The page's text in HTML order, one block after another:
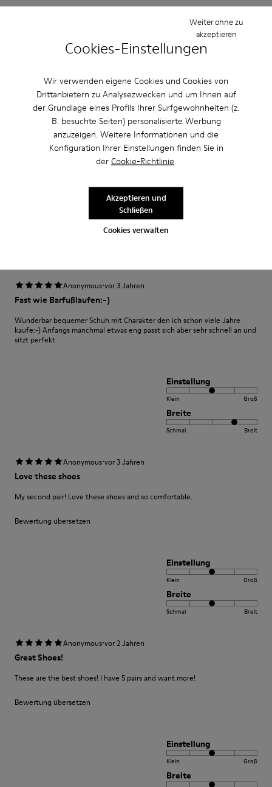
Cookies-Einstellungen
Wir verwenden eigene Cookies und Cookies von
Drittanbietern zu Analysezwecken und um Ihnen auf
der Grundlage eines Profils Ihrer Surfgewohnheiten (z.
B. besuchte Seiten) personalisierte Werbung
anzuzeigen. Weitere Informationen und die
Konfiguration Ihrer Einstellungen finden Sie in
der Cookie-Richtlinie.
Cookies verwalten
Weiter ohne zu
akzeptieren
Akzeptieren und
Schließen
Einstellung
Breite
Anonymous·vor 3 Jahren
Excelente
Muy comodo excelente compra me gusto
Klein
Breite
Anonymous·vor 3 Jahren
Fast wie Barfußlaufen:-)
Wunderbar bequemer Schuh mit Charakter den ich schon viele Jahre
kaufe:-) Anfangs manchmal etwas eng passt sich aber sehr schnell an und
sitzt perfekt.
Einstellung
Klein Groß
Breite
Schmal Breit
Anonymous·vor 3 Jahren
Love these shoes
My second pair! Love these shoes and so comfortable.
Bewertung übersetzen
Einstellung
Klein Groß
Breite
Schmal Breit
Anonymous·vor 2 Jahren
Great Shoes!
These are the best shoes! I have 5 pairs and want more!
Bewertung übersetzen
Einstellung
Klein Groß
Breite